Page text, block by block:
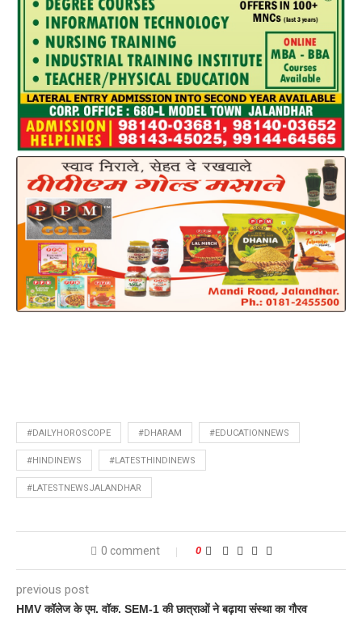
#DAILYHOROSCOPE #DHARAM #EDUCATIONNEWS
#HINDINEWS #LATESTHINDINEWS
#LATESTNEWSJALANDHAR
0 comment 0
previous post
HMV कॉलेज के एम. वॉक. SEM-1 की छात्राओं ने बढ़ाया संस्था का गौरव